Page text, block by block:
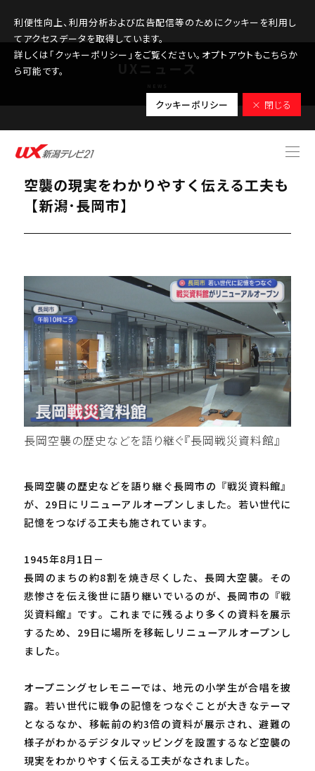
利便性向上、利用分析および広告配信等のためにクッキーを利用し
てアクセスデータを取得しています。
詳しくは「クッキーポリシー」をご覧ください。オプトアウトもこちらか
ら可能です。
クッキーポリシー × 閉じる
2026.05.29
長岡戦災資料館が移転しリニューアル、
空襲の現実をわかりやすく伝える工夫も
【新潟･長岡市】
長岡空襲の歴史などを語り継ぐ『長岡戦災資料館』
長岡空襲の歴史などを語り継ぐ長岡市の『戦災資料館』
が、29日にリニューアルオープンしました。若い世代に
記憶をつなげる工夫も施されています。
1945年8月1日－
長岡のまちの約8割を焼き尽くした、長岡大空襲。その
悲惨さを伝え後世に語り継いでいるのが、長岡市の『戦
災資料館』です。これまでに残るより多くの資料を展示
するため、29日に場所を移転しリニューアルオープンし
ました。
オープニングセレモニーでは、地元の小学生が合唱を披
露。若い世代に戦争の記憶をつなぐことが大きなテーマ
となるなか、移転前の約3倍の資料が展示され、避難の
様子がわかるデジタルマッピングを設置するなど空襲の
現実をわかりやすく伝える工夫がなされました。